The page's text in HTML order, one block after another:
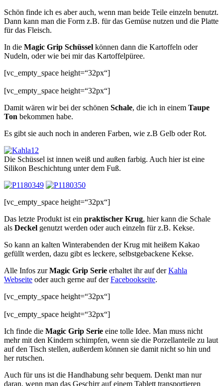
Schön finde ich es aber auch, wenn man beide Teile einzeln benutzt.
Dann kann man die Form z.B. für das Gemüse nutzen und die Platte
für das Fleisch.
In die Magic Grip Schüssel können dann die Kartoffeln oder
Nudeln, oder wie bei mir das Kartoffelpüree.
[vc_empty_space height=“32px“]
[vc_empty_space height=“32px“]
Damit wären wir bei der schönen Schale, die ich in einem Taupe
Ton bekommen habe.
Es gibt sie auch noch in anderen Farben, wie z.B Gelb oder Rot.
Die Schüssel ist innen weiß und außen farbig. Auch hier ist eine
Silikon Beschichtung unter dem Fuß.
[vc_empty_space height=“32px“]
Das letzte Produkt ist ein praktischer Krug, hier kann die Schale
als Deckel genutzt werden oder auch einzeln für z.B. Kekse.
So kann an kalten Winterabenden der Krug mit heißem Kakao
gefüllt werden, dazu gibt es leckere, selbstgebackene Kekse.
Alle Infos zurMagic Grip Serie erhaltet ihr auf derKahla
Webseite oder auch gerne auf derFacebookseite.
[vc_empty_space height=“32px“]
[vc_empty_space height=“32px“]
Ich finde die Magic Grip Serie eine tolle Idee. Man muss nicht
mehr mit den Kindern schimpfen, wenn sie die Porzellanteile zu laut
auf den Tisch stellen, außerdem können sie damit nicht so hin und
her rutschen.
Auch für uns ist die Handhabung sehr bequem. Denkt man nur
daran, wenn man das Geschirr auf einem Tablett transportieren